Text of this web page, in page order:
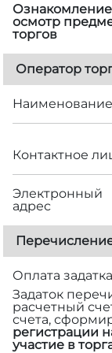
осмотр
торгов
Оператор
Наименование
Контактное
Электронный
адрес
Оплата
Задаток
расчетный
счета,
регистрации
участие в